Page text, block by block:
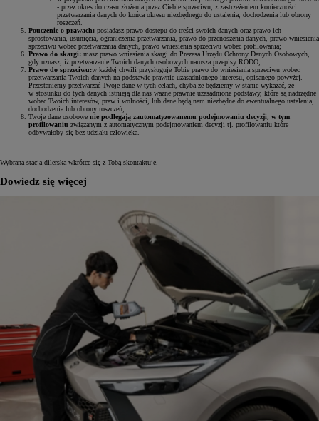
- przez okres do czasu złożenia przez Ciebie sprzeciwu, z zastrzeżeniem konieczności
przetwarzania danych do końca okresu niezbędnego do ustalenia, dochodzenia lub obrony
roszczeń.
Pouczenie o prawach: posiadasz prawo dostępu do treści swoich danych oraz prawo ich
sprostowania, usunięcia, ograniczenia przetwarzania, prawo do przenoszenia danych, prawo wniesienia
sprzeciwu wobec przetwarzania danych, prawo wniesienia sprzeciwu wobec profilowania;
Prawo do skargi: masz prawo wniesienia skargi do Prezesa Urzędu Ochrony Danych Osobowych,
gdy uznasz, iż przetwarzanie Twoich danych osobowych narusza przepisy RODO;
Prawo do sprzeciwu:w każdej chwili przysługuje Tobie prawo do wniesienia sprzeciwu wobec
przetwarzania Twoich danych na podstawie prawnie uzasadnionego interesu, opisanego powyżej.
Przestaniemy przetwarzać Twoje dane w tych celach, chyba że będziemy w stanie wykazać, że
w stosunku do tych danych istnieją dla nas ważne prawnie uzasadnione podstawy, które są nadrzędne
wobec Twoich interesów, praw i wolności, lub dane będą nam niezbędne do ewentualnego ustalenia,
dochodzenia lub obrony roszczeń;
Twoje dane osobowe nie podlegają zautomatyzowanemu podejmowaniu decyzji, w tym
profilowaniu związanym z automatycznym podejmowaniem decyzji tj. profilowaniu które
odbywałoby się bez udziału człowieka.
Wybrana stacja dilerska wkrótce się z Tobą skontaktuje.
Dowiedz się więcej